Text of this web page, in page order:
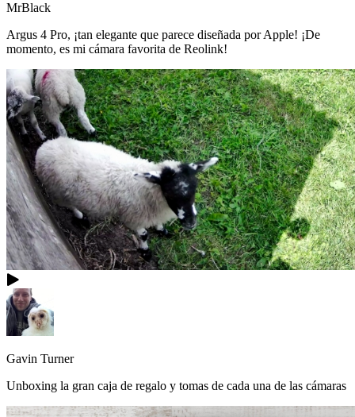
MrBlack
Argus 4 Pro, ¡tan elegante que parece diseñada por Apple! ¡De
momento, es mi cámara favorita de Reolink!
Gavin Turner
Unboxing la gran caja de regalo y tomas de cada una de las cámaras